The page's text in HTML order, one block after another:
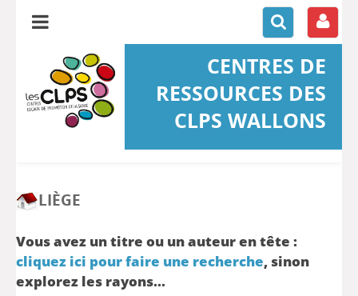
CENTRES DE
RESSOURCES DES
CLPS WALLONS
LIÈGE
Vous avez un titre ou un auteur en tête :
cliquez ici pour faire une recherche, sinon
explorez les rayons...